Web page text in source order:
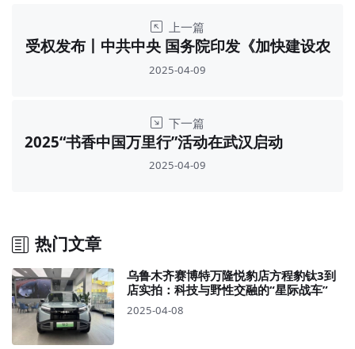
上一篇
受权发布丨中共中央 国务院印发《加快建设农
业强国规划（2024－2035年）》
2025-04-09
下一篇
2025“书香中国万里行”活动在武汉启动
2025-04-09
热门文章
乌鲁木齐赛博特万隆悦豹店方程豹钛3到
店实拍：科技与野性交融的“星际战车”
2025-04-08